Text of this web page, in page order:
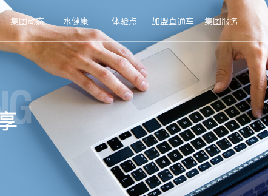
集团动态 水健康 体验点 加盟直通车 集团服务